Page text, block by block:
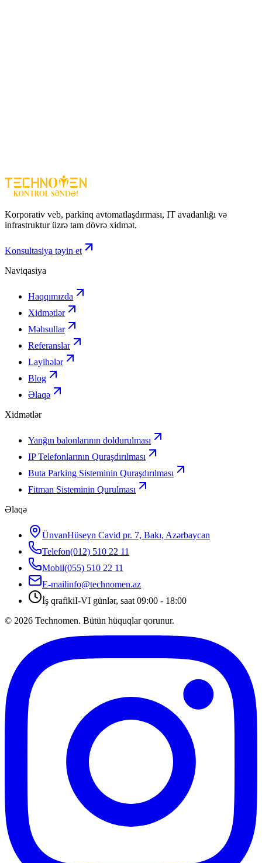
elektron və sənaye cihazlarının təhlükəsizliyini təmin edir.
Korporativ veb, parkinq avtomatlaşdırması, IT avadanlığı və
infrastruktur üzrə tam dövrə xidmət.
Konsultasiya təyin et
Naviqasiya
Haqqımızda
Xidmətlər
Məhsullar
Referanslar
Layihələr
Blog
Əlaqə
Xidmətlər
Yanğın balonlarının doldurulması
IP Telefonlarının Quraşdırılması
Buta Parking Sisteminin Quraşdırılması
Fitman Sisteminin Qurulması
Əlaqə
ÜnvanHüseyn Cavid pr. 7, Bakı, Azərbaycan
Telefon(012) 510 22 11
Mobil(055) 510 22 11
E-mailinfo@technomen.az
İş qrafikiI-VI günlər, saat 09:00 - 18:00
© 2026 Technomen. Bütün hüquqlar qorunur.